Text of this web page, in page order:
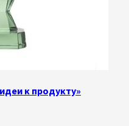
к продукту»